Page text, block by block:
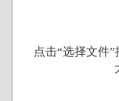
点击“选择文件